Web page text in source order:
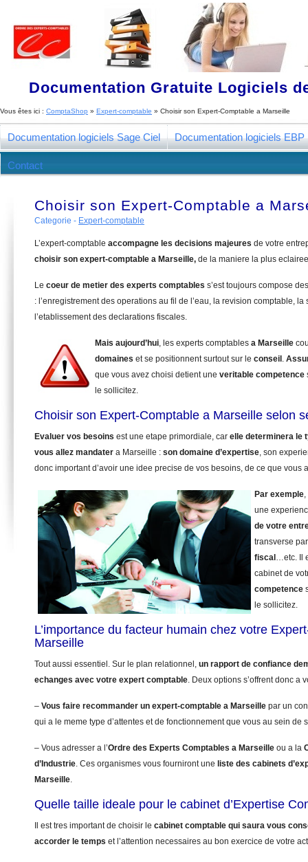
Documentation Gratuite Logiciels
Vous êtes ici : ComptaShop » Expert-comptable » Choisir son Expert-Comptable a Marseille
Documentation logiciels Sage Ciel Documentation logiciels EBP
Contact
Choisir son Expert-Comptable a
Categorie - Expert-comptable
L’expert-comptable accompagne les decisions majeures de votre
choisir son expert-comptable a Marseille, de la maniere la plus
Le coeur de metier des experts comptables s’est toujours compose
: l’enregistrement des operations au fil de l’eau, la revision comptable, la
l’etablissement des declarations fiscales.
Mais aujourd’hui, les experts comptables a Marseille
domaines et se positionnent surtout sur le conseil .
que vous avez choisi detient une veritable competence
le sollicitez.
Choisir son Expert-Comptable a Marseille selon
Evaluer vos besoins est une etape primordiale, car elle determinera le
vous allez mandater a Marseille : son domaine d’expertise, son
donc important d’avoir une idee precise de vos besoins, de ce que vous
Par exemple
une
de votre
transverse
fiscal …etc. Il
cabinet de
competence
le sollicitez.
L’importance du facteur humain chez votre
Marseille
Tout aussi essentiel. Sur le plan relationnel, un rapport de confiance
echanges avec votre expert comptable. Deux options s’offrent donc a
– Vous faire recommander un expert-comptable a Marseille par un
qui a le meme type d’attentes et de fonctionnement que vous au sein de
– Vous adresser a l’Ordre des Experts Comptables a Marseille ou a la
d’Industrie. Ces organismes vous fourniront une liste des cabinets
Marseille.
Quelle taille ideale pour le cabinet d’Expertise
Il est tres important de choisir le cabinet comptable qui saura vous
accorder le temps et l’attention necessaires au bon exercice de votre